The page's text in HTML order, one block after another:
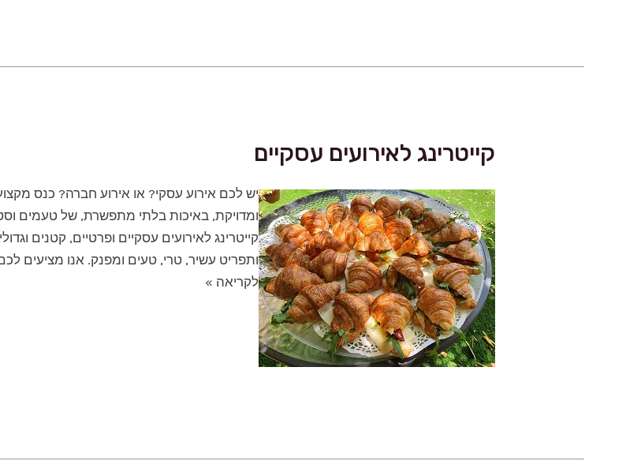
קייטרינג לאירועים עסקיים
יש לכם אירוע עסקי? או אירוע חברה? כנס
ומדויקת, באיכות בלתי מתפשרת, של טעמים
קייטרינג לאירועים עסקיים ופרטיים, קטנים
ותפריט עשיר, טרי, טעים ומפנק. אנו מציעים
קייטרינג
לאירועים
עסקיים
לקריאה »